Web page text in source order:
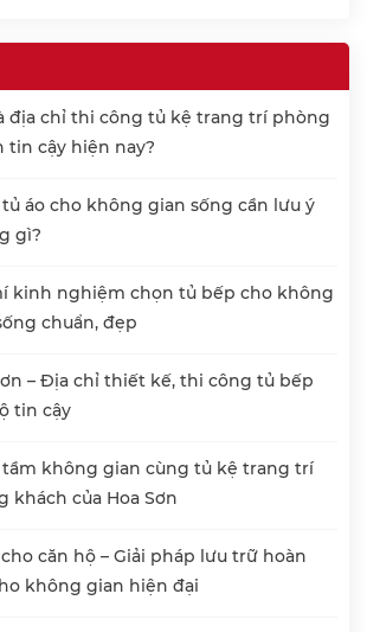
địa chỉ thi công tủ kệ trang trí phòng
tin cậy hiện nay?
áo cho không gian sống cần lưu ý
gì?
kinh nghiệm chọn tủ bếp cho không
chuẩn, đẹp
– Địa chỉ thiết kế, thi công tủ bếp
tin cậy
tầm không gian cùng tủ kệ trang trí
khách của Hoa Sơn
cho căn hộ – Giải pháp lưu trữ hoàn
không gian hiện đại